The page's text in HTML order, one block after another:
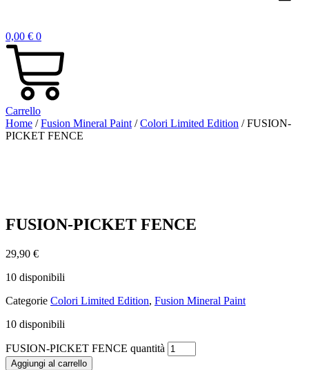
0,00 € 0
Carrello
Home /Fusion Mineral Paint /Colori Limited Edition / FUSION-
PICKET FENCE
FUSION-PICKET FENCE
29,90 €
10 disponibili
Categorie Colori Limited Edition, Fusion Mineral Paint
10 disponibili
FUSION-PICKET FENCE quantità
Aggiungi al carrello